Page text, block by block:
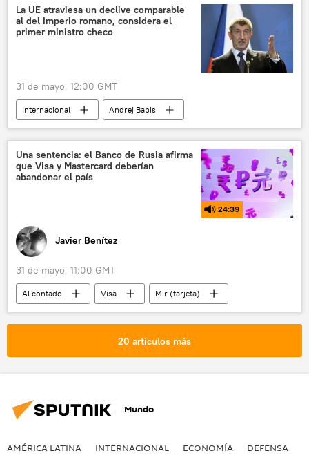
🌍 Europa
Rusia
🛡️ Zonas de conflicto
📰 Operación rusa de desmilitarización y desnazificación de Ucrania
La UE atraviesa un declive comparable
al del Imperio romano, considera el
primer ministro checo
31 de mayo, 12:00 GMT
Internacional
Andrej Babis
seguridad
Imperio romano
OTAN
República Checa
🌍 Europa
Unión Europea (UE)
Una sentencia: el Banco de Rusia afirma
que Visa y Mastercard deberían
abandonar el país
24:39
Javier Benítez
31 de mayo, 11:00 GMT
Al contado Visa
Mir (tarjeta)
MasterCard
📈 Mercados y finanzas
20 artículos más
Mundo
AMÉRICA LATINA INTERNACIONAL ECONOMÍA DEFENSA